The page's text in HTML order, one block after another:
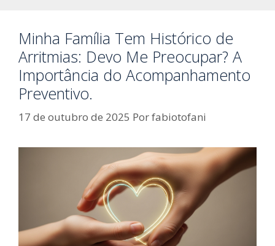
Minha Família Tem Histórico de
Arritmias: Devo Me Preocupar? A
Importância do Acompanhamento
Preventivo.
17 de outubro de 2025 Porfabiotofani